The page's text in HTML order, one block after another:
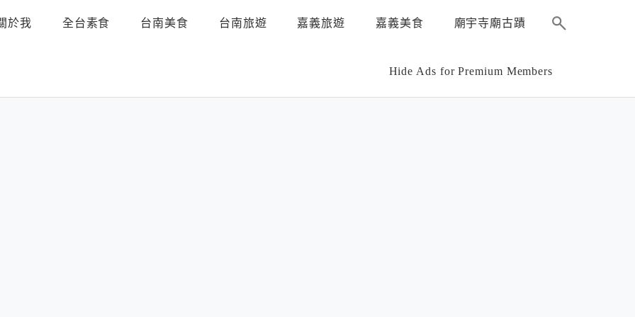
於我 全台素食 台南美食 台南旅遊 嘉義旅遊 嘉義美食 廟宇寺廟古蹟
Hide Ads for Premium Members